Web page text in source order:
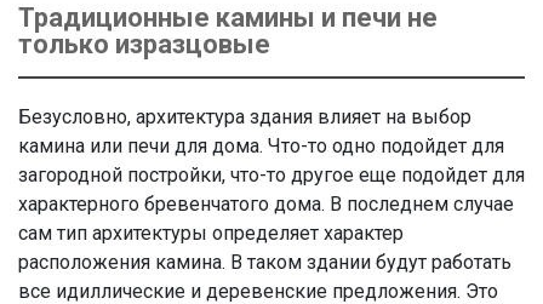
Традиционные камины и печи не
только изразцовые
Безусловно, архитектура здания влияет на выбор
камина или печи для дома. Что-то одно подойдет для
загородной постройки, что-то другое еще подойдет для
характерного бревенчатого дома. В последнем случае
сам тип архитектуры определяет характер
расположения камина. В таком здании будут работать
все идиллические и деревенские предложения. Это